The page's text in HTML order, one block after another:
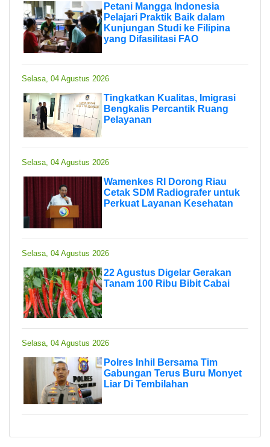
Petani Mangga Indonesia
Pelajari Praktik Baik dalam
Kunjungan Studi ke Filipina
yang Difasilitasi FAO
Selasa, 04 Agustus 2026
Tingkatkan Kualitas, Imigrasi
Bengkalis Percantik Ruang
Pelayanan
Selasa, 04 Agustus 2026
Wamenkes RI Dorong Riau
Cetak SDM Radiografer untuk
Perkuat Layanan Kesehatan
Selasa, 04 Agustus 2026
22 Agustus Digelar Gerakan
Tanam 100 Ribu Bibit Cabai
Selasa, 04 Agustus 2026
Polres Inhil Bersama Tim
Gabungan Terus Buru Monyet
Liar Di Tembilahan